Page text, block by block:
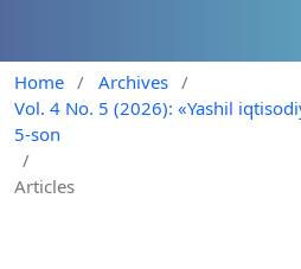
Home / Archives /
Vol. 4 No. 5 (2026): «Yashil
5-son
/
Articles